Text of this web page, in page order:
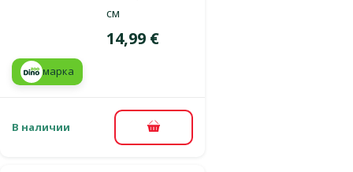
см
Цена
14,99 €
марка
В наличии В корзину